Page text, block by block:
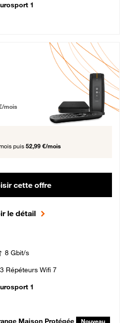
1
puis 57,99 € par mois, Engagement 12 mois
mois
puis 52,99 €/mois
cette offre
le détail
8 Gbit/s
Répéteurs Wifi 7
1
Maison Protégée Nouveau